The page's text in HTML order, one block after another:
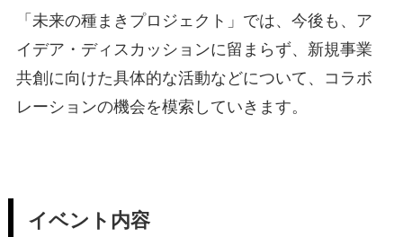
「未来の種まきプロジェクト」では、今後も、ア
イデア・ディスカッションに留まらず、新規事業
共創に向けた具体的な活動などについて、コラボ
レーションの機会を模索していきます。
イベント内容